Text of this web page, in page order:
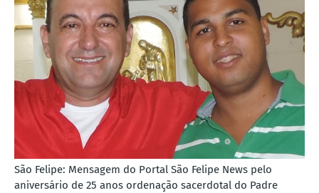
São Felipe: Mensagem do Portal São Felipe News pelo
aniversário de 25 anos ordenação sacerdotal do Padre